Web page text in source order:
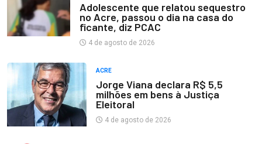
Adolescente que relatou sequestro
no Acre, passou o dia na casa do
ficante, diz PCAC
4 de agosto de 2026
ACRE
Jorge Viana declara R$ 5,5
milhões em bens à Justiça
Eleitoral
4 de agosto de 2026